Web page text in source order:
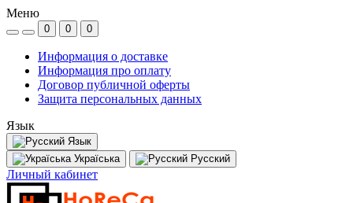
Меню
0 0 0
Информация о доставке
Информация про оплату
Договор публичной оферты
Защита персональных данных
Язык
Язык
Україська
Русский
Личный кабинет